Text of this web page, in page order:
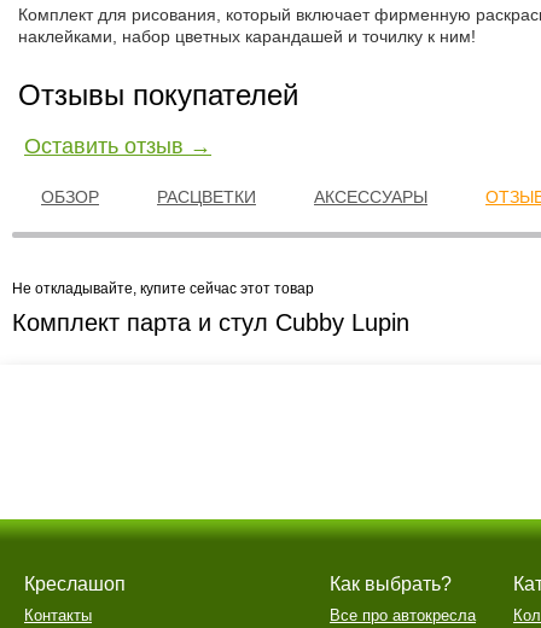
Комплект для рисования, который включает фирменную
наклейками, набор цветных карандашей и точилку к ним!
Отзывы покупателей
Оставить отзыв →
ОБЗОР РАСЦВЕТКИ АКСЕССУАРЫ
Не откладывайте, купите сейчас этот товар
Комплект парта и стул Cubby Lupin
Креслашоп
Контакты
Как выбрать?
Все про автокресла